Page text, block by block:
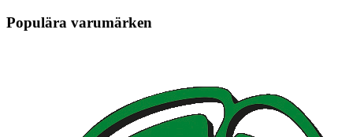
Populära varumärken